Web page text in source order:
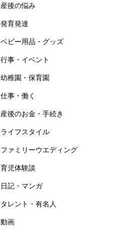
産後の悩み
発育発達
ベビー用品・グッズ
行事・イベント
幼稚園・保育園
仕事・働く
産後のお金・手続き
ライフスタイル
ファミリーウエディング
育児体験談
日記・マンガ
タレント・有名人
動画